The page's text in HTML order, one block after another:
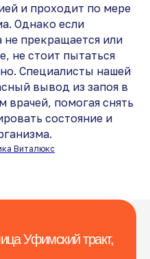
и проходит по мере
Однако если
не прекращается или
не стоит пытаться
Специалисты нашей
вывод из запоя в
помогая снять
состояние и
Виталюкс
Уфимский тракт,